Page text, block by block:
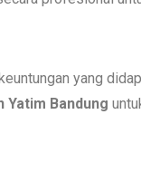
yang
Yatim Bandung